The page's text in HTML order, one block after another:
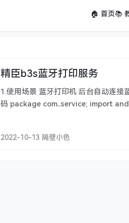
🏠 首页📚
精臣b3s蓝牙打印服务
1.使用场景 蓝牙打印机 后台自动连接
码 package
2022-10-13 隔壁小色